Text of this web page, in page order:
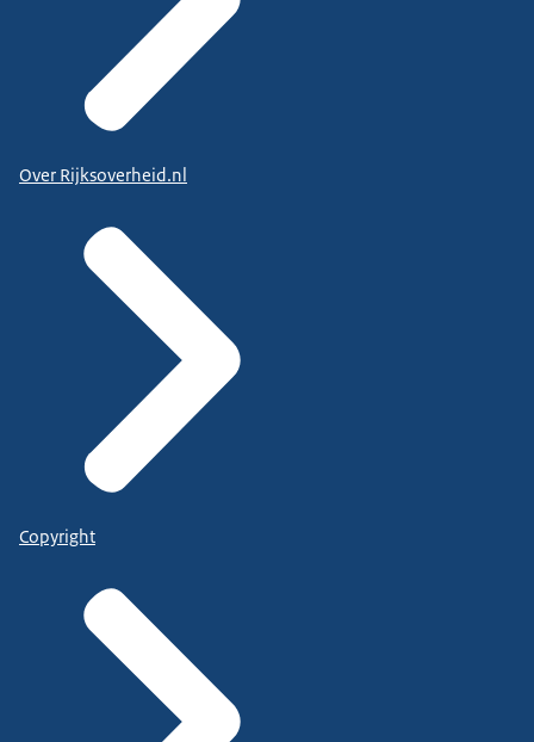
Over Rijksoverheid.nl
Copyright